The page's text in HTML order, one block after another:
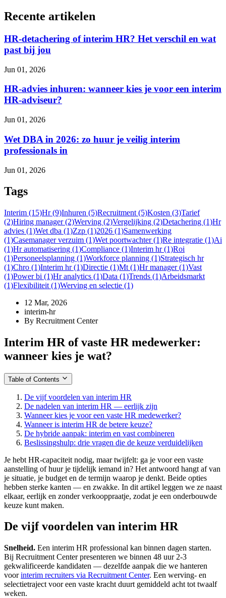
Recente artikelen
HR-detachering of interim HR? Het verschil en wat
past bij jou
Jun 01, 2026
HR-advies inhuren: wanneer kies je voor een interim
HR-adviseur?
Jun 01, 2026
Wet DBA in 2026: zo huur je veilig interim
professionals in
Jun 01, 2026
Tags
Interim (15)Hr (9)Inhuren (5)Recruitment (5)Kosten (3)Tarief
(2)Hiring manager (2)Werving (2)Vergelijking (2)Detachering (1)Hr
advies (1)Wet dba (1)Zzp (1)2026 (1)Samenwerking
(1)Casemanager verzuim (1)Wet poortwachter (1)Re integratie (1)Ai
(1)Hr automatisering (1)Compliance (1)Interim hr (1)Roi
(1)Personeelsplanning (1)Workforce planning (1)Strategisch hr
(1)Chro (1)Interim hr (1)Directie (1)Mt (1)Hr manager (1)Vast
(1)Power bi (1)Hr analytics (1)Data (1)Trends (1)Arbeidsmarkt
(1)Flexibiliteit (1)Werving en selectie (1)
12 Mar, 2026
interim-hr
By Recruitment Center
Interim HR of vaste HR medewerker:
wanneer kies je wat?
Table of Contents
De vijf voordelen van interim HR
De nadelen van interim HR — eerlijk zijn
Wanneer kies je voor een vaste HR medewerker?
Wanneer is interim HR de betere keuze?
De hybride aanpak: interim en vast combineren
Beslissingshulp: drie vragen die de keuze verduidelijken
Je hebt HR-capaciteit nodig, maar twijfelt: ga je voor een vaste
aanstelling of huur je tijdelijk iemand in? Het antwoord hangt af van
je situatie, je budget en de termijn waarop je denkt. Beide opties
hebben sterke kanten — en zwakke. In dit artikel leggen we ze naast
elkaar, eerlijk en zonder verkooppraatje, zodat je een onderbouwde
keuze kunt maken.
De vijf voordelen van interim HR
Snelheid. Een interim HR professional kan binnen dagen starten.
Bij Recruitment Center presenteren we binnen 48 uur 2-3
gekwalificeerde kandidaten — dezelfde aanpak die we hanteren
voorinterim recruiters via Recruitment Center. Een werving- en
selectietraject voor een vaste kracht duurt gemiddeld acht tot twaalf
weken.